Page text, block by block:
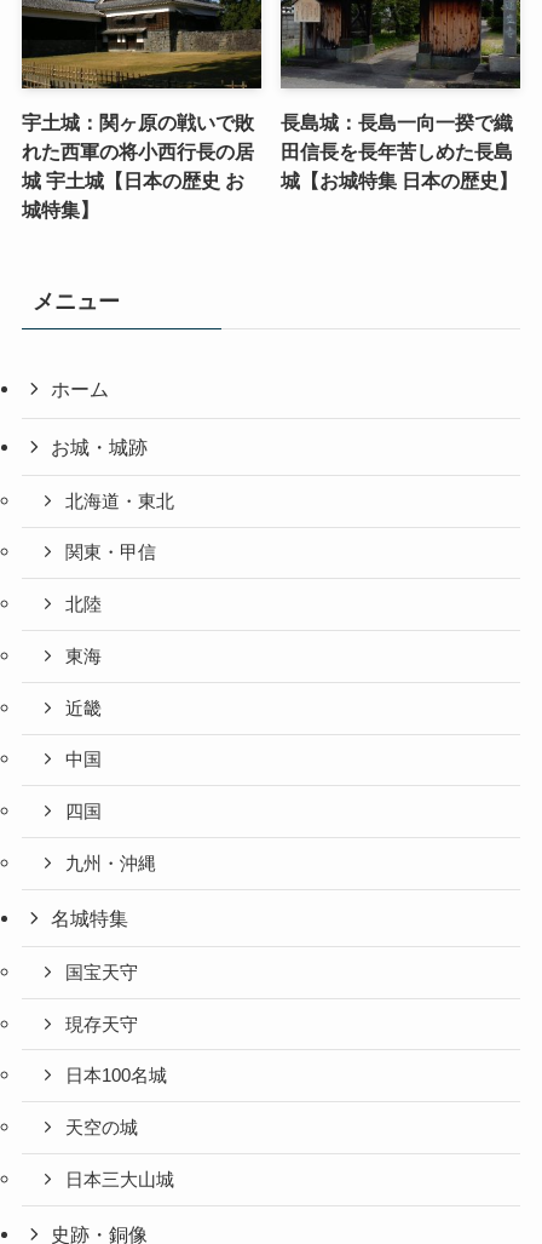
宇土城：関ヶ原の戦いで敗
れた西軍の将小西行長の居
城 宇土城【日本の歴史 お
城特集】
長島城：長島一向一揆で織
田信長を長年苦しめた長島
城【お城特集 日本の歴史】
メニュー
ホーム
お城・城跡
北海道・東北
関東・甲信
北陸
東海
近畿
中国
四国
九州・沖縄
名城特集
国宝天守
現存天守
日本100名城
天空の城
日本三大山城
史跡・銅像